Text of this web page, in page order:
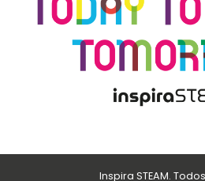
Inspira STEAM.